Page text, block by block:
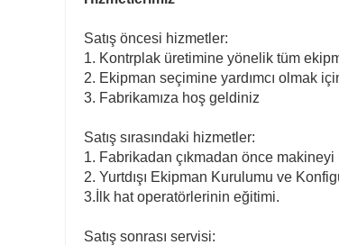
Satış öncesi hizmetler:
1. Kontrplak üretimine yönelik tüm
2. Ekipman seçimine yardımcı olmak
3. Fabrikamıza hoş geldiniz
Satış sırasındaki hizmetler:
1. Fabrikadan çıkmadan önce
2. Yurtdışı Ekipman Kurulumu ve
3.İlk hat operatörlerinin eğitimi.
Satış sonrası servisi: